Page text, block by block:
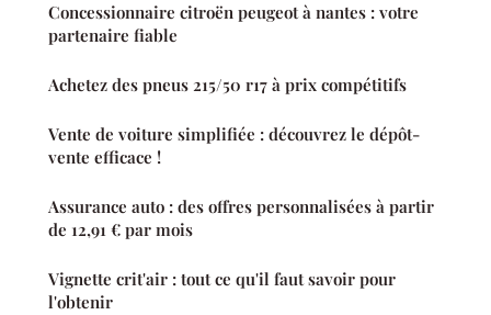
Concessionnaire citroën peugeot à nantes : votre
partenaire fiable
Achetez des pneus 215/50 r17 à prix compétitifs
Vente de voiture simplifiée : découvrez le dépôt-
vente efficace !
Assurance auto : des offres personnalisées à partir
de 12,91 € par mois
Vignette crit'air : tout ce qu'il faut savoir pour
l'obtenir